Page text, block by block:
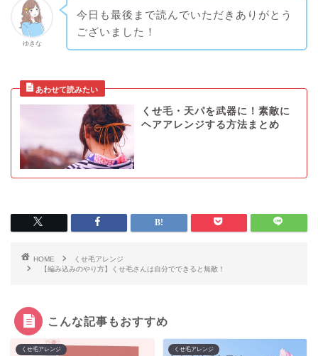
ゆきな
今日も最後まで読んでいただきありがとう
ございました！
くせ毛・天パを武器に！素敵に
ヘアアレンジする方法まとめ
HOME
くせ毛アレンジ
【編み込みのやり方】くせ毛さんは自分でできると無敵！
こんな記事もおすすめ
くせ毛アレンジ くせ毛アレンジ